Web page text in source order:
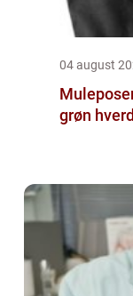
04 august
grøn